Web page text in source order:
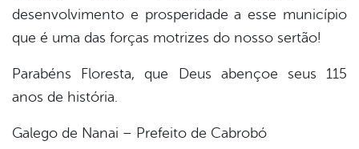
desenvolvimento e prosperidade a esse município
que é uma das forças motrizes do nosso sertão!
Parabéns Floresta, que Deus abençoe seus 115
anos de história.
Galego de Nanai – Prefeito de Cabrobó